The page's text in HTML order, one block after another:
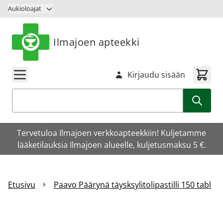
Siirry sisältöön
Aukioloajat
Ilmajoen apteekki
Kirjaudu sisään
Tervetuloa Ilmajoen verkkoapteekkiin! Kuljetamme
lääketilauksia Ilmajoen alueelle, kuljetusmaksu 5 €.
Etusivu Paavo Päärynä täysksylitolipastilli 150 tabl